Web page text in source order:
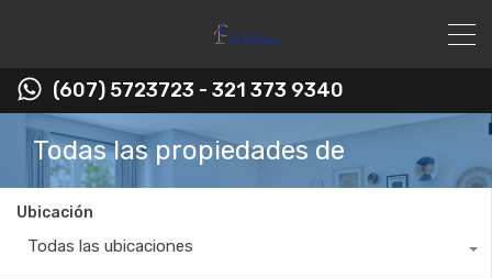
(607) 5723723 - 321 373 9340
Todas las propiedades de
Ubicación
Todas las ubicaciones